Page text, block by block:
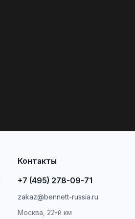
Контакты
+7 (495) 278-09-71
zakaz@bennett-russia.ru
Москва, 22-й км